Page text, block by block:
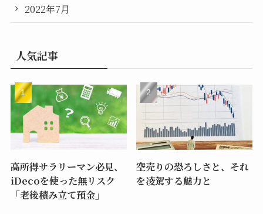
2022年7月
人気記事
高所得サラリーマン必見、
iDecoを使った無リスク
「老後積み立て預金」
空売りの恐ろしさと、それ
を凌駕する魅力と